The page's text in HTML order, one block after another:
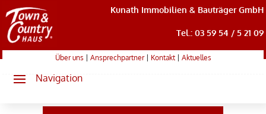
Kunath Immobilien & Bauträger GmbH
Tel.: 03 59 54 / 5 21 09
Über uns Ansprechpartner| Kontakt| Aktuelles